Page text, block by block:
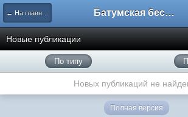
← На главную Батумская беседка
Новые публикации
По типу
Новых публикаций не
Полная версия